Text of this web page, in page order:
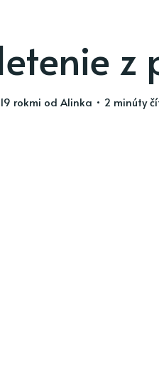
z
19 rokmi od Alinka • 2 minúty